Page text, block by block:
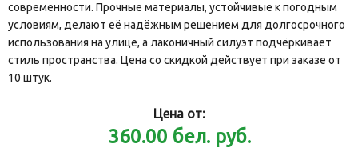
современности. Прочные материалы, устойчивые к погодным
условиям, делают её надёжным решением для долгосрочного
использования на улице, а лаконичный силуэт подчёркивает
стиль пространства. Цена со скидкой действует при заказе от
10 штук.
Цена от:
360.00 бел. руб.